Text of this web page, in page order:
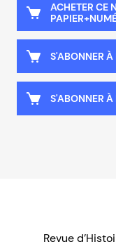
ACHETER CE
S'ABONNER
S'ABONNER
Revue